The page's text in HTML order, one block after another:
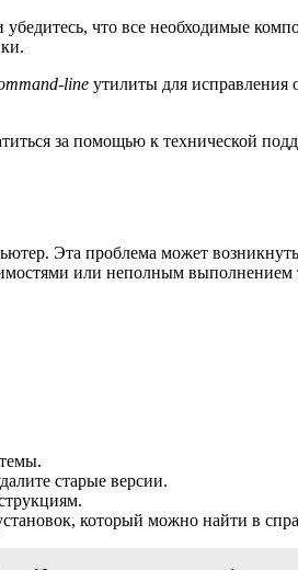
что все необходимые
line утилиты для исправления
за помощью к технической
Эта проблема может
или неполным выполнением
старые версии.
который можно найти в